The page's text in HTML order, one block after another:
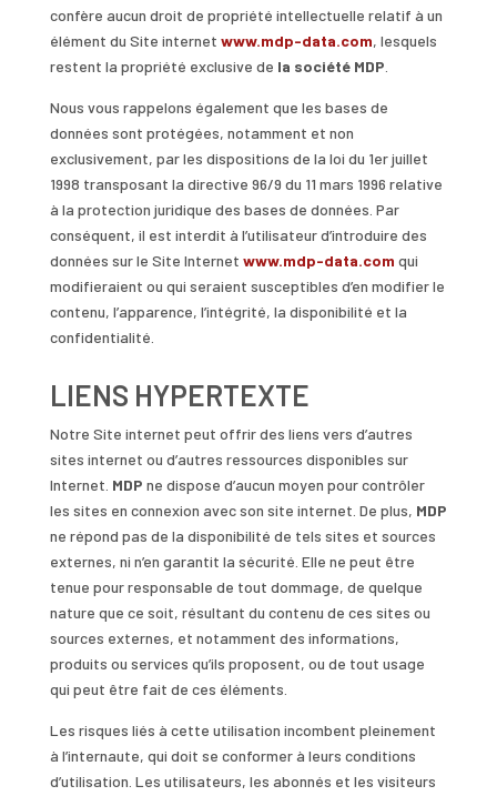
confère aucun droit de propriété intellectuelle relatif à un
élément du Site internet www.mdp-data.com, lesquels
restent la propriété exclusive de la société MDP
Nous vous rappelons également que les bases de
données sont protégées, notamment et non
exclusivement, par les dispositions de la loi du 1er juillet
1998 transposant la directive 96/9 du 11 mars 1996 relative
à la protection juridique des bases de données. Par
conséquent, il est interdit à l’utilisateur d’introduire des
données sur le Site Internet www.mdp-data.com qui
modifieraient ou qui seraient susceptibles d’en modifier le
contenu, l’apparence, l’intégrité, la disponibilité et la
confidentialité.
LIENS HYPERTEXTE
Notre Site internet peut offrir des liens vers d’autres
sites internet ou d’autres ressources disponibles sur
Internet. MDP ne dispose d’aucun moyen pour contrôler
les sites en connexion avec son site internet. De plus, MDP
ne répond pas de la disponibilité de tels sites et sources
externes, ni n’en garantit la sécurité. Elle ne peut être
tenue pour responsable de tout dommage, de quelque
nature que ce soit, résultant du contenu de ces sites ou
sources externes, et notamment des informations,
produits ou services qu’ils proposent, ou de tout usage
qui peut être fait de ces éléments.
Les risques liés à cette utilisation incombent pleinement
à l’internaute, qui doit se conformer à leurs conditions
d’utilisation. Les utilisateurs, les abonnés et les visiteurs